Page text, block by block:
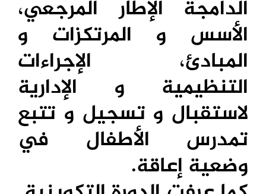
الدامجة الإطار المرجعي،
الأسس و المرتكزات و
المبادئ، الإجراءات
التنظيمية و الإدارية
لاستقبال و تسجيل و تتبع
تمدرس الأطفال في
وضعية إعاقة.